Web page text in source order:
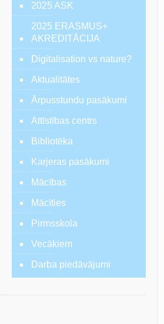
2025 ASK
2025 ERASMUS+
AKREDITĀCIJA
Digitalisation vs nature?
Aktualitātes
Ārpusstundu pasākumi
Attīstības centrs
Bibliotēka
Karjeras pasākumi
Mācības
Mācīties
Pirmsskola
Vecākiem
Darba piedāvājumi